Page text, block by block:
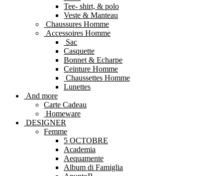
Tee- shirt, & polo
Veste & Manteau
Chaussures Homme
Accessoires Homme
Sac
Casquette
Bonnet & Echarpe
Ceinture Homme
Chaussettes Homme
Lunettes
And more
Carte Cadeau
Homeware
DESIGNER
Femme
5 OCTOBRE
Academia
Aequamente
Album di Famiglia